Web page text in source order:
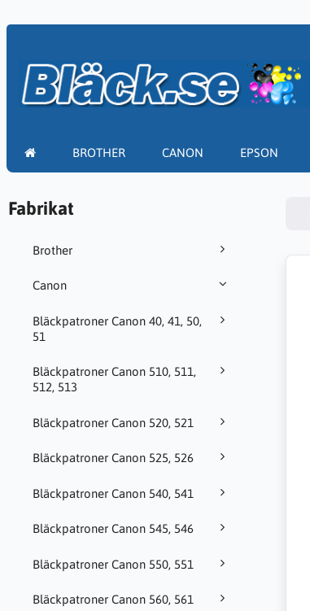
BROTHER CANON EPSON
Fabrikat
Brother
Canon
Bläckpatroner Canon 40, 41, 50,
51
Bläckpatroner Canon 510, 511,
512, 513
Bläckpatroner Canon 520, 521
Bläckpatroner Canon 525, 526
Bläckpatroner Canon 540, 541
Bläckpatroner Canon 545, 546
Bläckpatroner Canon 550, 551
Bläckpatroner Canon 560, 561